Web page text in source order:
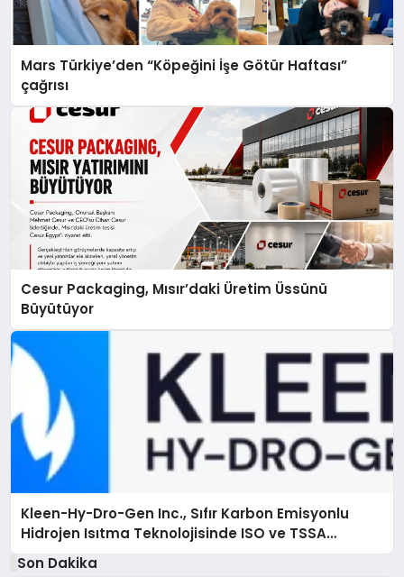
Mars Türkiye’den “Köpeğini İşe Götür Haftası”
çağrısı
Cesur Packaging, Mısır’daki Üretim Üssünü
Büyütüyor
Kleen-Hy-Dro-Gen Inc., Sıfır Karbon Emisyonlu
Hidrojen Isıtma Teknolojisinde ISO ve TSSA
Düzenleyici Onaylarını Aldı
Son Dakika